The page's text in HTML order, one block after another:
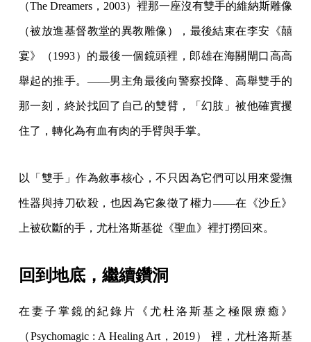
（The Dreamers，2003）裡那一座沒有雙手的維納斯雕像
（被放進基督教堂的異教雕像），最後結束在李安《囍
宴》（1993）的最後一個鏡頭裡，郎雄在海關閘口高高
舉起的推手。——男主角最後向警察投降、高舉雙手的
那一刻，終於找回了自己的雙臂，「幻肢」被他確實攫
住了，轉化為有血有肉的手臂與手掌。
以「雙手」作為敘事核心，不只因為它們可以用來愛撫
性器與持刀砍殺，也因為它象徵了權力——在《沙丘》
上被砍斷的手，尤杜洛斯基從《聖血》裡打撈回來。
回到地底，繼續鑽洞
在妻子掌鏡的紀錄片《尤杜洛斯基之極限療癒》
（Psychomagic : A Healing Art，2019） 裡，尤杜洛斯基